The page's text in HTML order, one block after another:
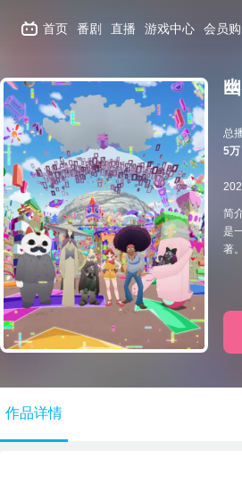
首页 番剧 直播 游戏中心 会员购
总
5万
简
是
著
作品详情